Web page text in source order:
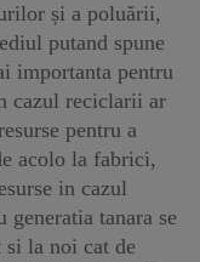
și a poluării,
putand spune
importanta pentru
cazul reciclarii ar
pentru a
acolo la fabrici,
in cazul
tanara se
si la noi cat de